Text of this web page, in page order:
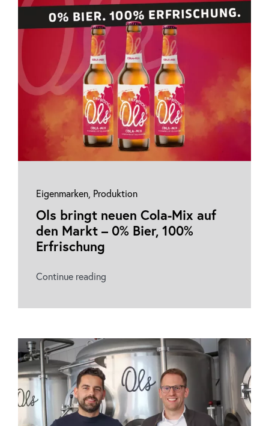
Eigenmarken, Produktion
Ols bringt neuen Cola-Mix auf
den Markt – 0% Bier, 100%
Erfrischung
Continue reading